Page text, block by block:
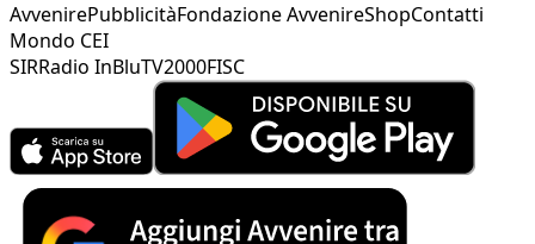
AvvenirePubblicitàFondazione AvvenireShopContatti
Mondo CEI
SIRRadio InBluTV2000FISC